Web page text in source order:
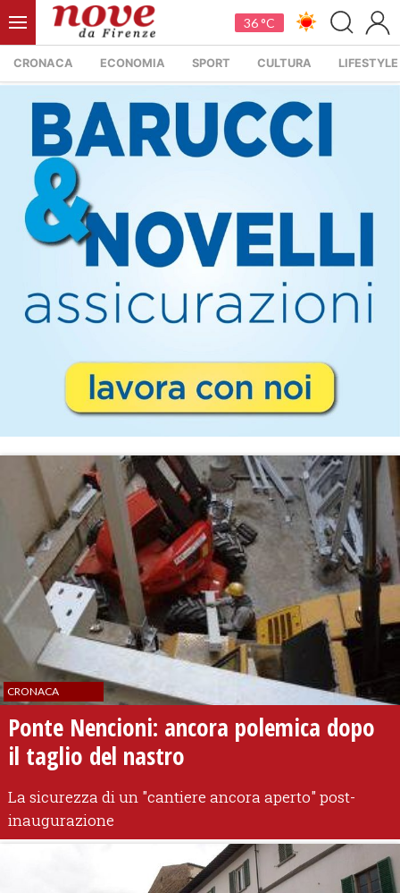
36 °C
CRONACA ECONOMIA SPORT CULTURA LIFESTYLE
CRONACA
​Ponte Nencioni: ancora polemica dopo
il taglio del nastro
La sicurezza di un "cantiere ancora aperto" post-
inaugurazione